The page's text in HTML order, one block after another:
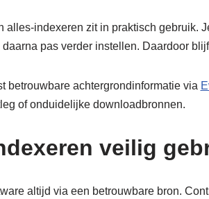
alles-indexeren zit in praktisch gebruik.
pas verder instellen. Daardoor
betrouwbare achtergrondinformatie via
of onduidelijke downloadbronnen.
veilig
altijd via een betrouwbare bron.